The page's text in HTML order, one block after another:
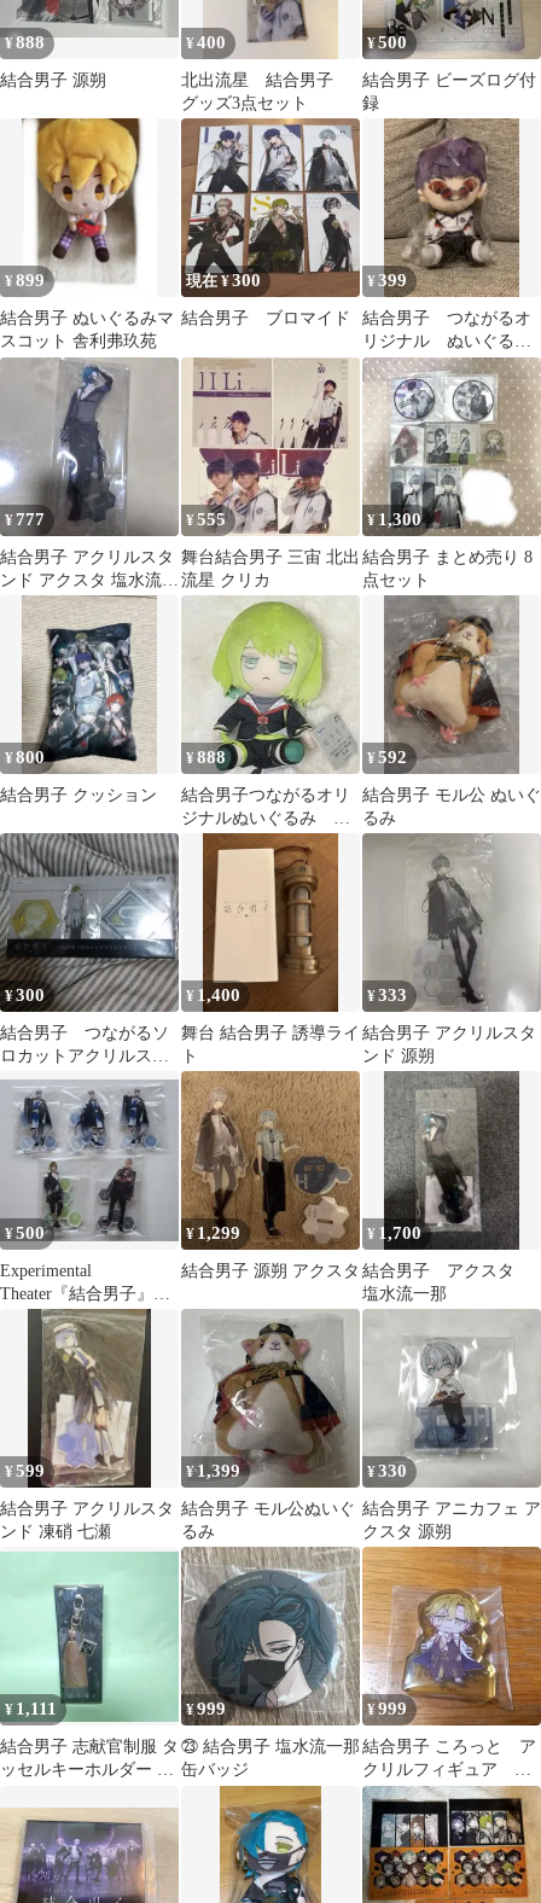
¥888
結合男子 源朔
¥400
北出流星 結合男子
グッズ3点セット
¥500
結合男子 ビーズログ付
録
¥899
結合男子 ぬいぐるみマ
スコット 舎利弗玖苑
現在 ¥300
結合男子 ブロマイド
¥399
結合男子 つながるオ
リジナル ぬいぐる
み 浮石三宙
¥ 777
結合男子 アクリルスタ
ンド アクスタ 塩水流一
¥555
舞台結合男子 三宙 北出
流星 クリカ
¥ 1,300
結合男子 まとめ売り 8
点セット
¥800
結合男子 クッション
¥888
結合男子つながるオリ
ジナルぬいぐるみ 宇
¥592
結合男子 モル公 ぬいぐ
るみ
¥300
結合男子 つながるソ
ロカットアクリルスタ
ンド 十六夜
¥ 1,400
舞台 結合男子 誘導ライ
ト
¥333
結合男子 アクリルスタ
ンド 源朔
¥500
Experimental
Theater『結合男子』ラ
ンダムアクスタ 5個セ
¥ 1,299
結合男子 源朔 アクスタ
¥ 1,700
結合男子 アクスタ
塩水流一那
¥599
結合男子 アクリルスタ
ンド 凍硝 七瀬
¥1,399
結合男子 モル公ぬいぐ
るみ
¥330
結合男子 アニカフェ ア
クスタ 源朔
¥ 1,111
結合男子 志献官制服 タ
ッセルキーホルダー 鐵
¥999
㉓ 結合男子 塩水流一那
缶バッジ
¥999
結合男子 ころっと ア
クリルフィギュア ア
クリルスタンド 清硫十
六夜